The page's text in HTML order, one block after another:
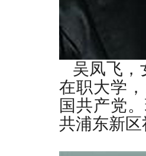
吴凤飞，
在职大学，
国共产党
共浦东新